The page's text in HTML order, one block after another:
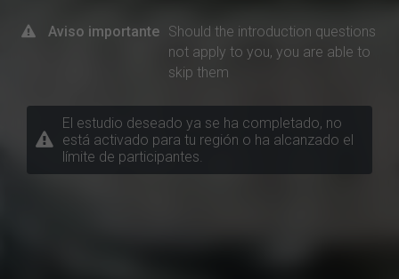
Aviso importante Should the introduction questions
not apply to you, you are able to
skip them
El estudio deseado ya se ha completado, no
está activado para tu región o ha alcanzado el
límite de participantes.